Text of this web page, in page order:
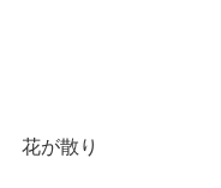
花が散り